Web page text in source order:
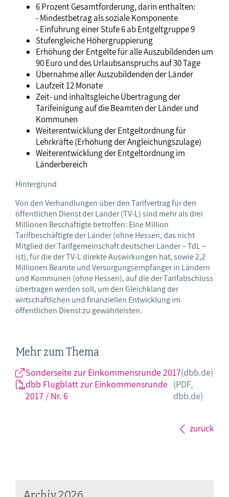
6 Prozent Gesamtforderung, darin enthalten:
- Mindestbetrag als soziale Komponente
- Einführung einer Stufe 6 ab Entgeltgruppe 9
Stufengleiche Höhergruppierung
Erhöhung der Entgelte für alle Auszubildenden um
90 Euro und des Urlaubsanspruchs auf 30 Tage
Übernahme aller Auszubildenden der Länder
Laufzeit 12 Monate
Zeit- und inhaltsgleiche Übertragung der
Tarifeinigung auf die Beamten der Länder und
Kommunen
Weiterentwicklung der Entgeltordnung für
Lehrkräfte (Erhöhung der Angleichungszulage)
Weiterentwicklung der Entgeltordnung im
Länderbereich
Hintergrund
Von den Verhandlungen über den Tarifvertrag für den
öffentlichen Dienst der Länder (TV-L) sind mehr als drei
Millionen Beschäftigte betroffen: Eine Million
Tarifbeschäftigte der Länder (ohne Hessen, das nicht
Mitglied der Tarifgemeinschaft deutscher Länder – TdL –
ist), für die der TV-L direkte Auswirkungen hat, sowie 2,2
Millionen Beamte und Versorgungsempfänger in Ländern
und Kommunen (ohne Hessen), auf die der Tarifabschluss
übertragen werden soll, um den Gleichklang der
wirtschaftlichen und finanziellen Entwicklung im
öffentlichen Dienst zu gewährleisten.
Mehr zum Thema
Sonderseite zur Einkommensrunde 2017(dbb.de)
dbb Flugblatt zur Einkommensrunde
2017 / Nr. 6
(PDF,
dbb.de)
zurück